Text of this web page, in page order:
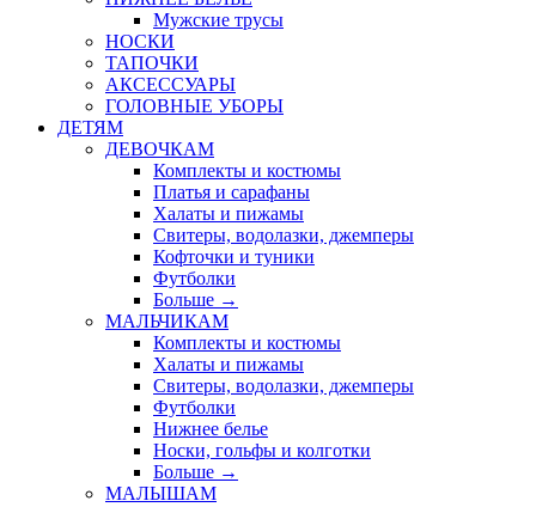
Мужские трусы
НОСКИ
ТАПОЧКИ
АКСЕССУАРЫ
ГОЛОВНЫЕ УБОРЫ
ДЕТЯМ
ДЕВОЧКАМ
Комплекты и костюмы
Платья и сарафаны
Халаты и пижамы
Свитеры, водолазки, джемперы
Кофточки и туники
Футболки
Больше →
МАЛЬЧИКАМ
Комплекты и костюмы
Халаты и пижамы
Свитеры, водолазки, джемперы
Футболки
Нижнее белье
Носки, гольфы и колготки
Больше →
МАЛЫШАМ